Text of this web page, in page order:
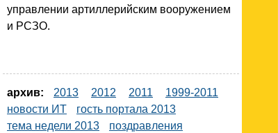
управлении артиллерийским вооружением
и РСЗО.
архив: 2013 2012 2011
1999-2011
новости ИТ
гость портала 2013
тема недели 2013
поздравления